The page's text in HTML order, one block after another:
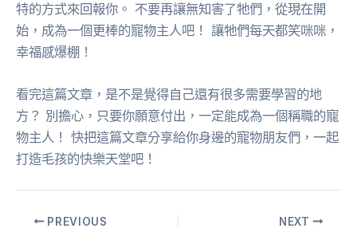
特的方式來回報你。 不要再讓無知害了牠們，從現在開
始，成為一個更棒的寵物主人吧！ 讓牠們每天都笑咪咪，
幸福感爆棚！
看完這篇文章，是不是覺得自己還有很多需要學習的地
方？ 別擔心，只要你願意付出，一定能成為一個稱職的寵
物主人！ 快把這篇文章分享給你身邊的寵物朋友們，一起
打造毛孩的快樂天堂吧！
PREVIOUS NEXT